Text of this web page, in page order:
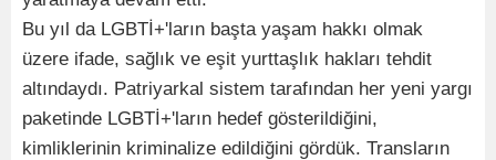
Bu yıl da LGBTİ+'ların başta yaşam hakkı olmak
üzere ifade, sağlık ve eşit yurttaşlık hakları tehdit
altındaydı. Patriyarkal sistem tarafından her yeni yargı
paketinde LGBTİ+'ların hedef gösterildiğini,
kimliklerinin kriminalize edildiğini gördük. Transların